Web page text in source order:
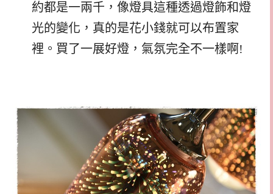
約都是一兩千，像燈具這種透過燈飾和燈
光的變化，真的是花小錢就可以布置家
裡。買了一展好燈，氣氛完全不一樣啊!